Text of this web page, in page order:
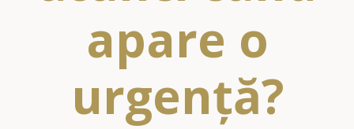
apare o
urgență?